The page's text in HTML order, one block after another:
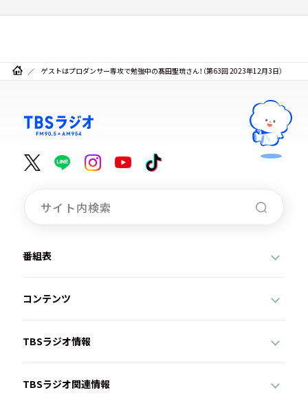
ゲストはプロダンサー専攻で勉強中の髙田聖琉さん！（第63回 2023年12月3日）
番組表
コンテンツ
TBSラジオ情報
TBSラジオ関連情報